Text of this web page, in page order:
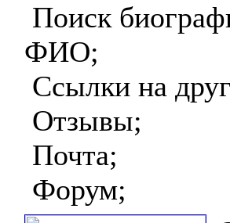
Поиск
ФИО;
Ссылки на
Отзывы;
Почта;
Форум;